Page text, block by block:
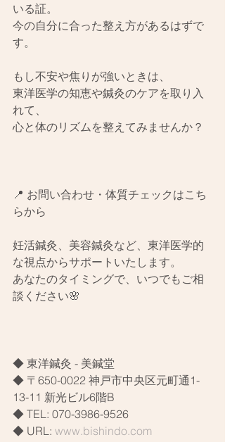
いる証。
今の自分に合った整え方があるはずで
す。
もし不安や焦りが強いときは、
東洋医学の知恵や鍼灸のケアを取り入
れて、
心と体のリズムを整えてみませんか？
📍 お問い合わせ・体質チェックはこち
らから
妊活鍼灸、美容鍼灸など、東洋医学的
な視点からサポートいたします。
あなたのタイミングで、いつでもご相
談ください🌸
◆ 東洋鍼灸 - 美鍼堂
◆ 〒650-0022 神戸市中央区元町通1-
13-11 新光ビル6階B
◆ TEL: 070-3986-9526
◆ URL: www.bishindo.com